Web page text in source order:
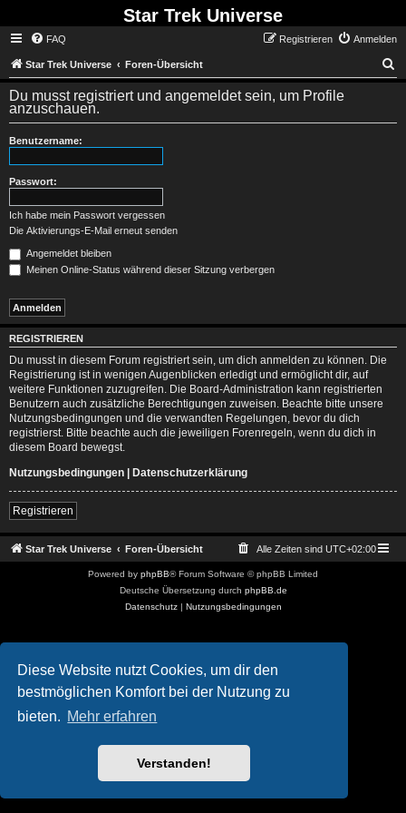
Diese Website nutzt Cookies, um dir den
bestmöglichen Komfort bei der Nutzung zu
bieten. Mehr erfahren
Verstanden!
Star Trek Universe
FAQ Anmelden
Registrieren
Star Trek Universe Foren-Übersicht
Du musst registriert und angemeldet sein, um Profile
anzuschauen.
Benutzername:
Passwort:
Ich habe mein Passwort vergessen
Die Aktivierungs-E-Mail erneut senden
Angemeldet bleiben
Meinen Online-Status während dieser Sitzung verbergen
REGISTRIEREN
Du musst in diesem Forum registriert sein, um dich anmelden zu können. Die
Registrierung ist in wenigen Augenblicken erledigt und ermöglicht dir, auf
weitere Funktionen zuzugreifen. Die Board-Administration kann registrierten
Benutzern auch zusätzliche Berechtigungen zuweisen. Beachte bitte unsere
Nutzungsbedingungen und die verwandten Regelungen, bevor du dich
registrierst. Bitte beachte auch die jeweiligen Forenregeln, wenn du dich in
diesem Board bewegst.
Nutzungsbedingungen | Datenschutzerklärung
Registrieren
Star Trek Universe Foren-Übersicht Alle Zeiten sind UTC+02:00
Powered by phpBB® Forum Software © phpBB Limited
Deutsche Übersetzung durch phpBB.de
Datenschutz| Nutzungsbedingungen